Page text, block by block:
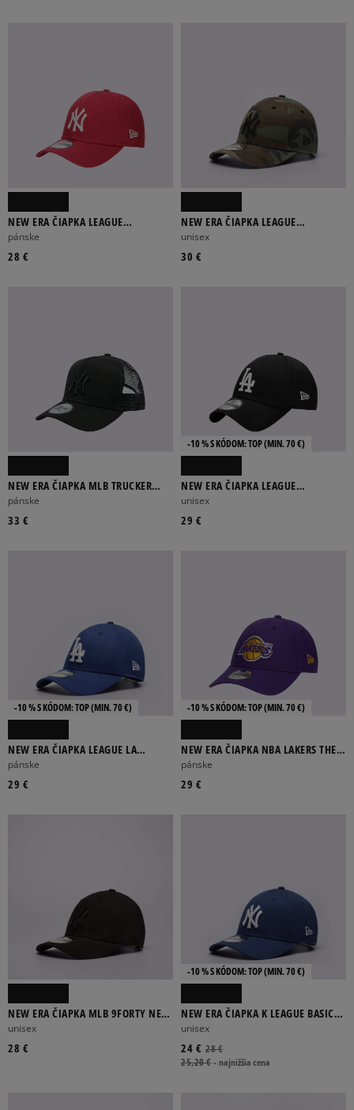
NEW ERA ČIAPKA LEAGUE
ESSENTIAL 9FORTY NYY PURPLE
NEW YORK Y
pánske
28 €
NEW ERA ČIAPKA LEAGUE
ESSENTIAL 9FORTY NEYYAN WDC
unisex
30 €
NEW ERA ČIAPKA MLB TRUCKER
NYY NEW YORK YANKEES BLKBLK
pánske
33 €
-10 % S KÓDOM: TOP (MIN. 70 €)
NEW ERA ČIAPKA LEAGUE
ESSENTIAL LA DODGERS BLK/WHI
unisex
29 €
-10 % S KÓDOM: TOP (MIN. 70 €)
NEW ERA ČIAPKA LEAGUE LA
DODGERS ESSENTIAL LA DODGERS
LRY/WH
pánske
29 €
-10 % S KÓDOM: TOP (MIN. 70 €)
NEW ERA ČIAPKA NBA LAKERS THE
LEAGUE LA LAKERS OTC
pánske
29 €
NEW ERA ČIAPKA MLB 9FORTY NEW
YORK YANKEES NY YANKEES BLK/BL
unisex
28 €
-10 % S KÓDOM: TOP (MIN. 70 €)
NEW ERA ČIAPKA K LEAGUE BASIC
940 NY YANKEES BLU/WHT
unisex
28 €
24 €
25,20 €-najnižšia cena